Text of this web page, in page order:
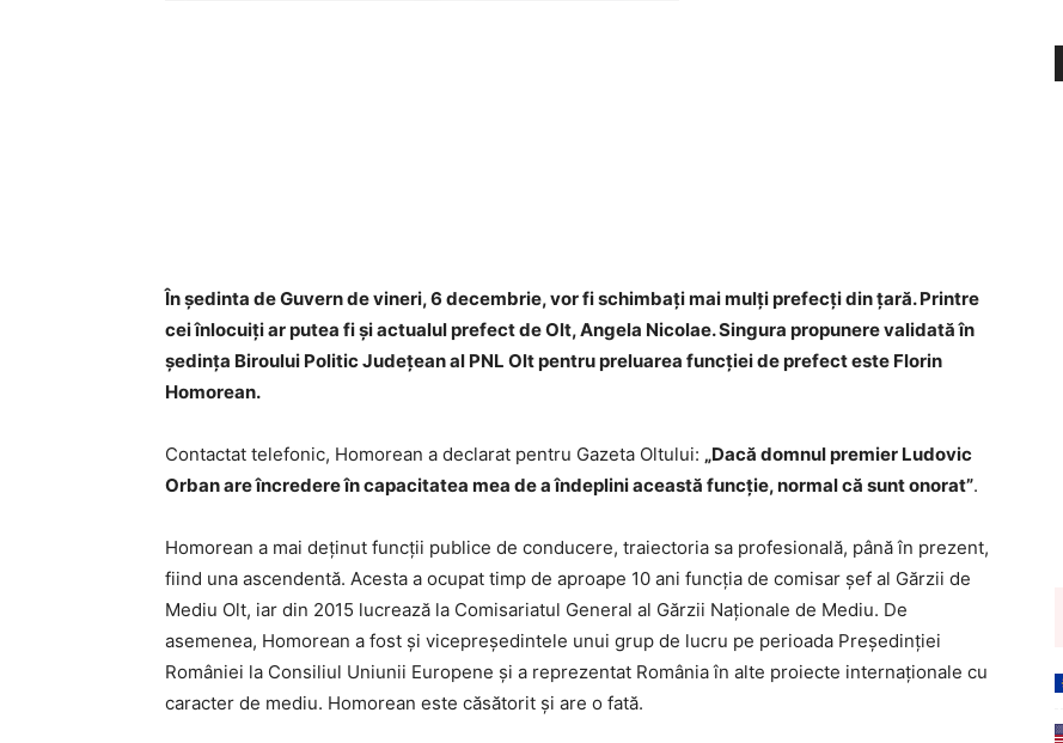
În ședinta de Guvern de vineri, 6 decembrie, vor fi schimbați mai mulți prefecți din țară. Printre
cei înlocuiți ar putea fi și actualul prefect de Olt, Angela Nicolae. Singura propunere validată în
ședința Biroului Politic Județean al PNL Olt pentru preluarea funcției de prefect este Florin
Homorean.
Contactat telefonic, Homorean a declarat pentru Gazeta Oltului: „Dacă domnul premier Ludovic
Orban are încredere în capacitatea mea de a îndeplini această funcție, normal că sunt onorat”.
Homorean a mai deținut funcții publice de conducere, traiectoria sa profesională, până în prezent,
fiind una ascendentă. Acesta a ocupat timp de aproape 10 ani funcția de comisar șef al Gărzii de
Mediu Olt, iar din 2015 lucrează la Comisariatul General al Gărzii Naționale de Mediu. De
asemenea, Homorean a fost și vicepreședintele unui grup de lucru pe perioada Președinției
României la Consiliul Uniunii Europene și a reprezentat România în alte proiecte internaționale cu
caracter de mediu. Homorean este căsătorit și are o fată.